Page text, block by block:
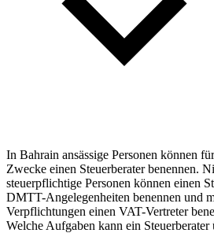
In Bahrain ansässige Personen können
Zwecke einen Steuerberater benennen.
steuerpflichtige Personen können einen
DMTT-Angelegenheiten benennen und
Verpflichtungen einen VAT-Vertreter
Welche Aufgaben kann ein Steuerberater